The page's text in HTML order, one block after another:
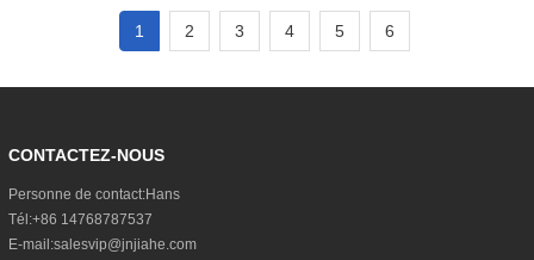
1 2 3 4 5 6
CONTACTEZ-NOUS
Personne de contact:Hans
Tél:+86 14768787537
E-mail:salesvip@jnjiahe.com